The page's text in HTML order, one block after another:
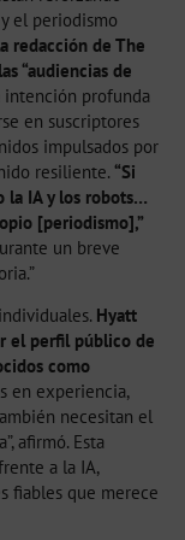
el periodismo
redacción de The
“audiencias de
profunda
en suscriptores
impulsados por
resiliente. “Si
la IA y los robots…
[periodismo],”
un breve
Hyatt
el perfil público de
como
en experiencia,
necesitan el
afirmó. Esta
a la IA,
fiables que merece